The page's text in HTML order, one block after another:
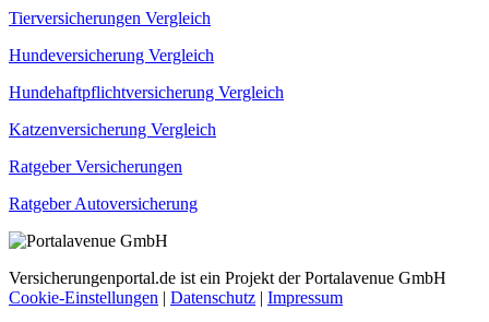
Tierversicherungen Vergleich
Hundeversicherung Vergleich
Hundehaftpflichtversicherung Vergleich
Katzenversicherung Vergleich
Ratgeber Versicherungen
Ratgeber Autoversicherung
Versicherungenportal.de ist ein Projekt der Portalavenue GmbH
Cookie-Einstellungen | Datenschutz | Impressum